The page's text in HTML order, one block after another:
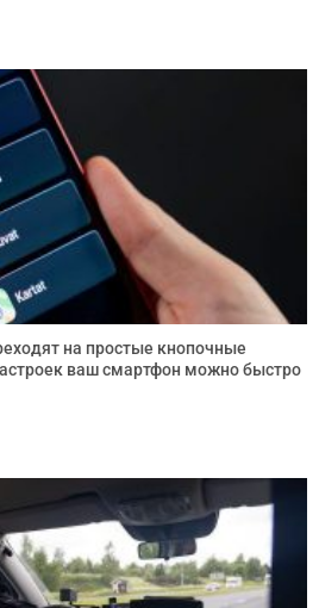
на простые кнопочные
ваш смартфон можно быстро